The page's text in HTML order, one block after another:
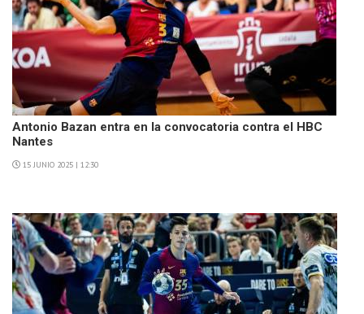
Antonio Bazan entra en la convocatoria contra el HBC
Nantes
15 JUNIO 2025 | 12:30